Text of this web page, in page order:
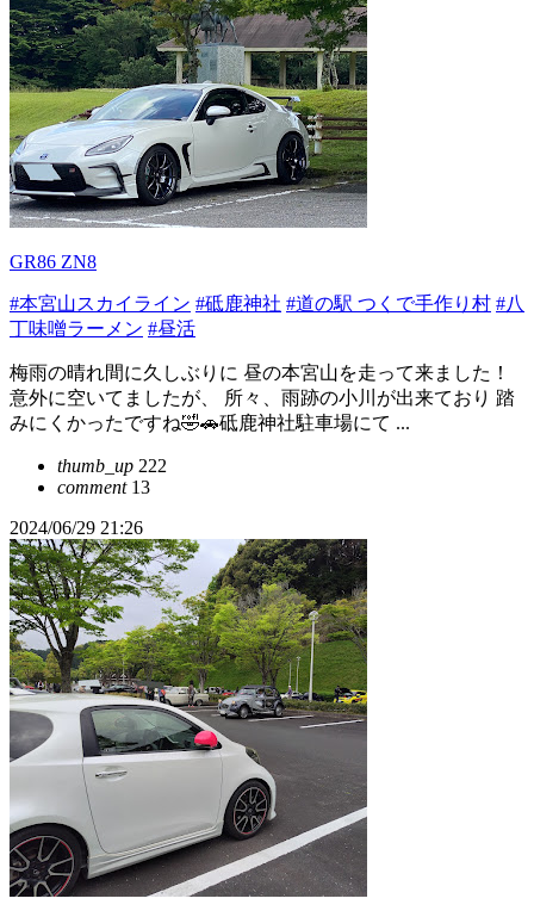
GR86 ZN8
#本宮山スカイライン #砥鹿神社 #道の駅 つくで手作り村 #八
丁味噌ラーメン #昼活
梅雨の晴れ間に久しぶりに 昼の本宮山を走って来ました！
意外に空いてましたが、 所々、雨跡の小川が出来ており 踏
みにくかったですね🤣🚗砥鹿神社駐車場にて ...
thumb_up 222
comment13
2024/06/29 21:26